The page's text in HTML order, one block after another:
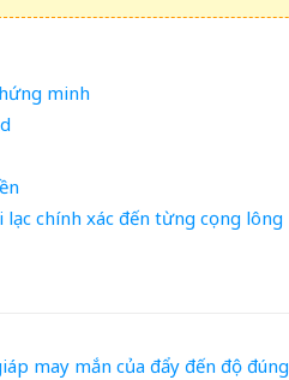
minh
chính xác đến từng cọng lông
may mắn của đẩy đến độ đúng